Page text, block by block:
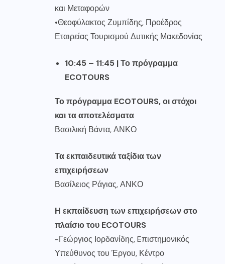
και Μεταφορών
•Θεοφύλακτος Ζυμπίδης, Προέδρος
Εταιρείας Τουρισμού Δυτικής Μακεδονίας
10:45 – 11:45 | Το πρόγραμμα
ECOTOURS
Το πρόγραμμα ECOTOURS, οι στόχοι
και τα αποτελέσματα
Βασιλική Βάντα, ΑΝΚΟ
Τα εκπαιδευτικά ταξίδια των
επιχειρήσεων
Βασίλειος Ράγιας, ΑΝΚΟ
Η εκπαίδευση των επιχειρήσεων στο
πλαίσιο του ECOTOURS
-Γεώργιος Ιορδανίδης, Eπιστημονικός
Υπεύθυνος του Έργου, Κέντρο